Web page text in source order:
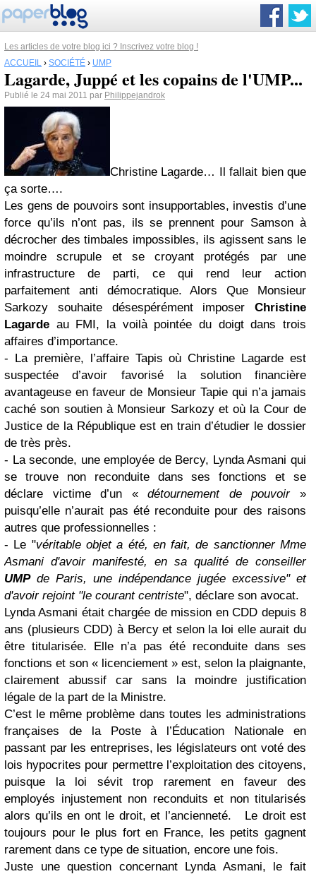
Les articles de votre blog ici ? Inscrivez votre blog !
ACCUEIL › SOCIÉTÉ › UMP
Lagarde, Juppé et les copains de l'UMP...
Publié le 24 mai 2011 par Philippejandrok
Christine Lagarde… Il fallait bien que
ça sorte….
Les gens de pouvoirs sont insupportables, investis d’une
force qu’ils n’ont pas, ils se prennent pour Samson à
décrocher des timbales impossibles, ils agissent sans le
moindre scrupule et se croyant protégés par une
infrastructure de parti, ce qui rend leur action
parfaitement anti démocratique. Alors Que Monsieur
Sarkozy souhaite désespérément imposer Christine
Lagarde au FMI, la voilà pointée du doigt dans trois
affaires d’importance.
- La première, l’affaire Tapis où Christine Lagarde est
suspectée d’avoir favorisé la solution financière
avantageuse en faveur de Monsieur Tapie qui n’a jamais
caché son soutien à Monsieur Sarkozy et où la Cour de
Justice de la République est en train d’étudier le dossier
de très près.
- La seconde, une employée de Bercy, Lynda Asmani qui
se trouve non reconduite dans ses fonctions et se
déclare victime d’un «détournement de pouvoir»
puisqu’elle n’aurait pas été reconduite pour des raisons
autres que professionnelles :
- Le "véritable objet a été, en fait, de sanctionner Mme
Asmani d'avoir manifesté, en sa qualité de conseiller
UMPde Paris, une indépendance jugée excessive" et
d'avoir rejoint "le courant centriste", déclare son avocat.
Lynda Asmani était chargée de mission en CDD depuis 8
ans (plusieurs CDD) à Bercy et selon la loi elle aurait du
être titularisée. Elle n’a pas été reconduite dans ses
fonctions et son « licenciement » est, selon la plaignante,
clairement abussif car sans la moindre justification
légale de la part de la Ministre.
C’est le même problème dans toutes les administrations
françaises de la Poste à l’Éducation Nationale en
passant par les entreprises, les législateurs ont voté des
lois hypocrites pour permettre l’exploitation des citoyens,
puisque la loi sévit trop rarement en faveur des
employés injustement non reconduits et non titularisés
alors qu’ils en ont le droit, et l’ancienneté. Le droit est
toujours pour le plus fort en France, les petits gagnent
rarement dans ce type de situation, encore une fois.
Juste une question concernant Lynda Asmani, le fait